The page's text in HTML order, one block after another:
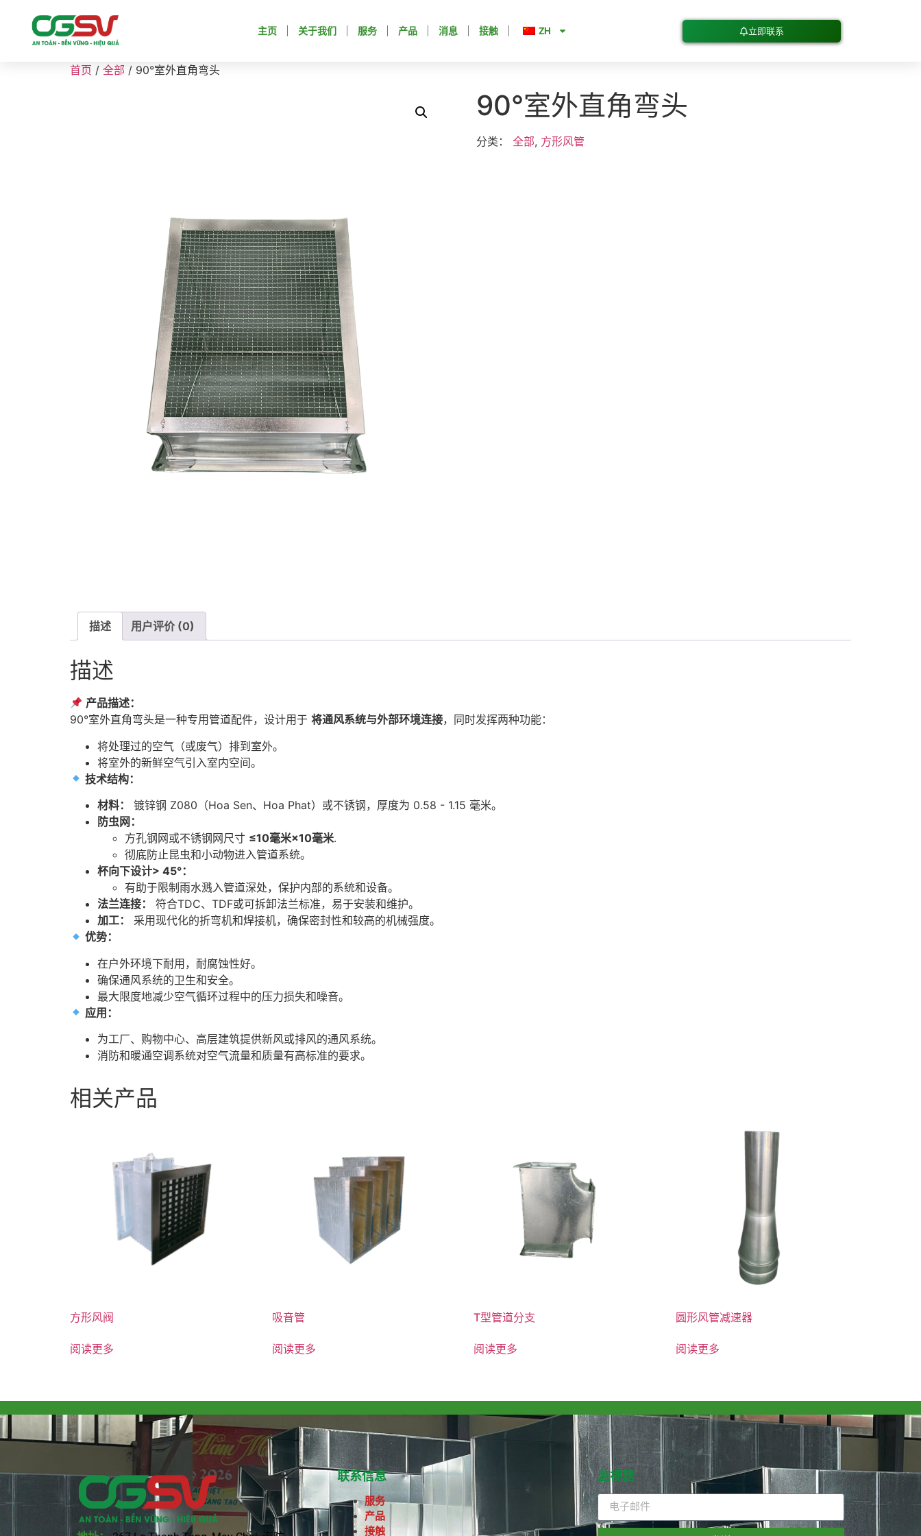
主页 关于我们 服务 产品 消息 接触 ZH 立即联系
首页 / 全部 / 90°室外直角弯头
90°室外直角弯头
分类： 全部, 方形风管
描述 用户评价 (0)
描述
产品描述：
90°室外直角弯头是一种专用管道配件，设计用于 将通风系统与外部环境连接，同时发挥两种功能：
将处理过的空气（或废气）排到室外。
将室外的新鲜空气引入室内空间。
技术结构：
材料：
镀锌钢 Z080（Hoa Sen、Hoa Phat）或不锈钢，厚度为 0.58 - 1.15 毫米。
防虫网：
方孔钢网或不锈钢网尺寸 ≤10毫米×10毫米.
彻底防止昆虫和小动物进入管道系统。
杯向下设计> 45°：
有助于限制雨水溅入管道深处，保护内部的系统和设备。
法兰连接：
符合TDC、TDF或可拆卸法兰标准，易于安装和维护。
加工：
采用现代化的折弯机和焊接机，确保密封性和较高的机械强度。
优势：
在户外环境下耐用，耐腐蚀性好。
确保通风系统的卫生和安全。
最大限度地减少空气循环过程中的压力损失和噪音。
应用：
为工厂、购物中心、高层建筑提供新风或排风的通风系统。
消防和暖通空调系统对空气流量和质量有高标准的要求。
相关产品
方形风阀
阅读更多
吸音管
阅读更多
T型管道分支
阅读更多
圆形风管减速器
阅读更多
联系信息
服务
产品
接触
监视器